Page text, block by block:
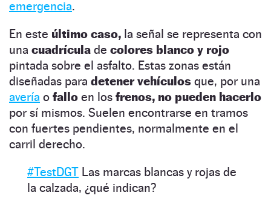
emergencia.
En este último caso, la señal se representa con
una cuadrícula de colores blanco y rojo
pintada sobre el asfalto. Estas zonas están
diseñadas para detener vehículos que, por una
avería o fallo en los frenos, no pueden hacerlo
por sí mismos. Suelen encontrarse en tramos
con fuertes pendientes, normalmente en el
carril derecho.
#TestDGT Las marcas blancas y rojas de
la calzada, ¿qué indican?